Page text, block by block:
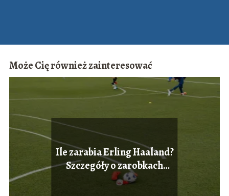
Może Cię również zainteresować
Ile zarabia Erling Haaland?
Szczegóły o zarobkach
norweskiej gwiazdy.